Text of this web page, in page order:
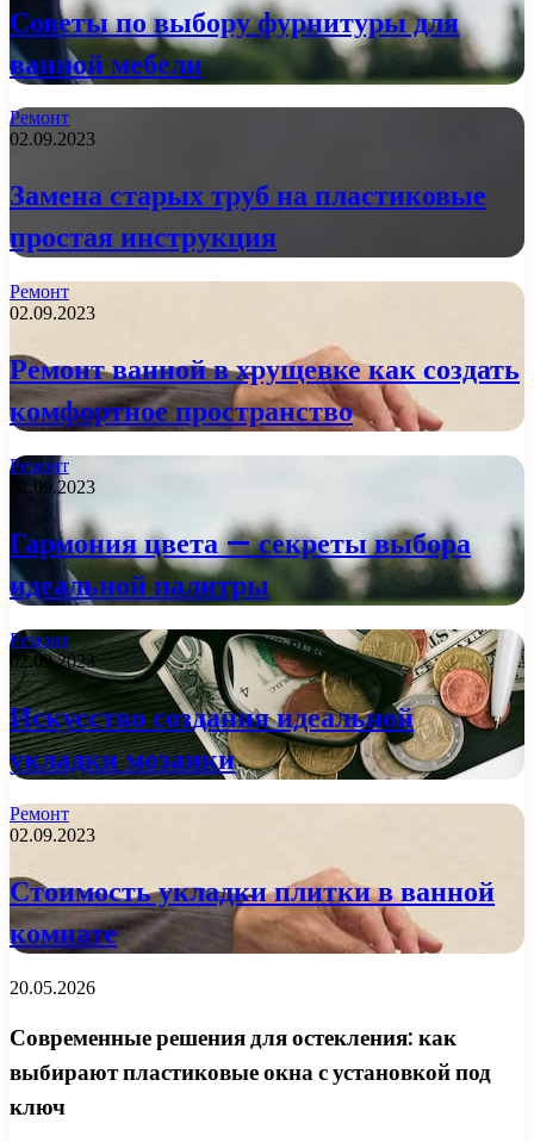
Советы по выбору фурнитуры для
ванной мебели
Ремонт
02.09.2023
Замена старых труб на пластиковые
простая инструкция
Ремонт
02.09.2023
Ремонт ванной в хрущевке как создать
комфортное пространство
Ремонт
02.09.2023
Гармония цвета — секреты выбора
идеальной палитры
Ремонт
02.09.2023
Искусство создания идеальной
укладки мозаики
Ремонт
02.09.2023
Стоимость укладки плитки в ванной
комнате
20.05.2026
Современные решения для остекления: как
выбирают пластиковые окна с установкой под
ключ